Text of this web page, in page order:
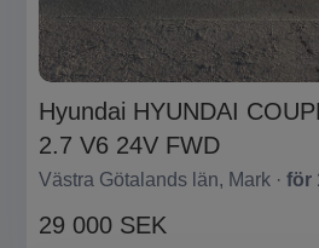
Hyundai HYUNDAI
2.7 V6 24V FWD
Västra Götalands län, Mark · för
29 000 SEK